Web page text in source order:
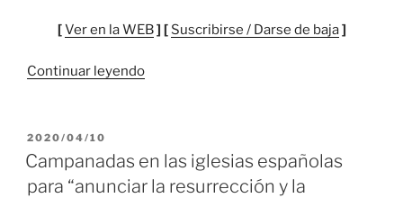
[Ver en la WEB] [ Suscribirse / Darse de baja]
Continuar leyendo“ALIMENTO
PUBLICADO
EL
2020/04/10
Campanadas en las iglesias españolas
para “anunciar la resurrección y la